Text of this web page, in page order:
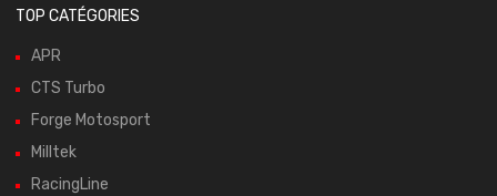
TOP CATÉGORIES
APR
CTS Turbo
Forge Motosport
Milltek
RacingLine